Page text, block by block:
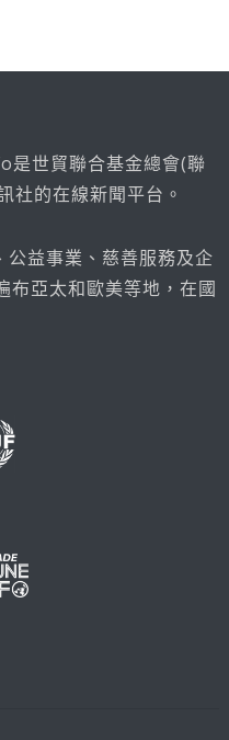
世貿聯合基金總會(聯
社的在線新聞平台。
益事業、慈善服務及企
布亞太和歐美等地，在國